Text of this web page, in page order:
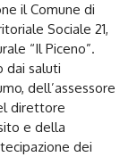
il Comune di
Sociale 21,
“Il Piceno”.
dai saluti
dell’assessore
direttore
e della
dei